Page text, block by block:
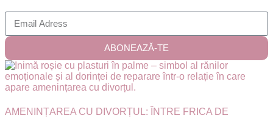
ABONEAZĂ-TE
AMENINȚAREA CU DIVORȚUL: ÎNTRE FRICA DE